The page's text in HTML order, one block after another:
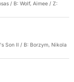
/ B: Wolf, Aimee / Z:
Son II / B: Borzym, Nikola